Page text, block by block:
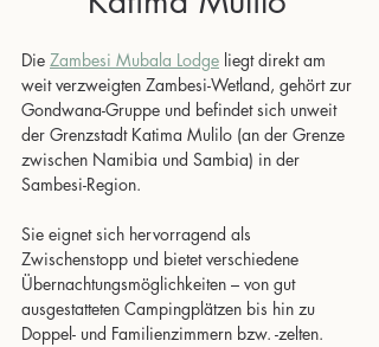
Die Zambesi Mubala Lodge liegt direkt am
weit verzweigten Zambesi-Wetland, gehört zur
Gondwana-Gruppe und befindet sich unweit
der Grenzstadt Katima Mulilo (an der Grenze
zwischen Namibia und Sambia) in der
Sambesi-Region.
Sie eignet sich hervorragend als
Zwischenstopp und bietet verschiedene
Übernachtungsmöglichkeiten – von gut
ausgestatteten Campingplätzen bis hin zu
Doppel- und Familienzimmern bzw. -zelten.